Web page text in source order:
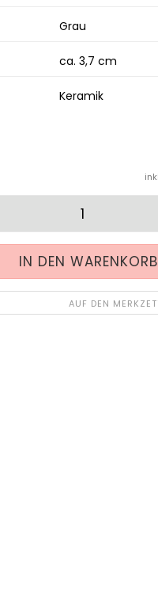
Grau
ca. 3,7 cm
Keramik
AUF DEN